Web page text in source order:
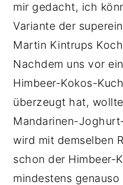
mir gedacht, ich
Variante der
Martin Kintrups
Nachdem uns vor
Himbeer-Kokos-
überzeugt hat,
Mandarinen-
wird mit demselben
schon der Himbeer-
mindestens